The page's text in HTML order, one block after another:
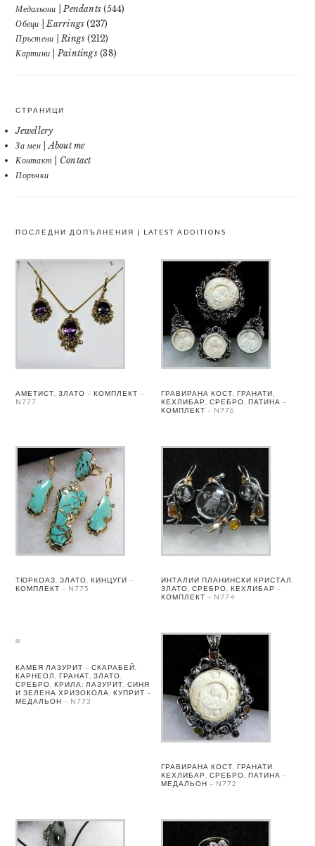
Медальони | Pendants (544)
Обеци | Earrings (237)
Пръстени | Rings (212)
Картини | Paintings(38)
СТРАНИЦИ
Jewellery
За мен | About me
Контакт | Contact
Поръчки
ПОСЛЕДНИ ДОПЪЛНЕНИЯ | LATEST ADDITIONS
АМЕТИСТ, ЗЛАТО – КОМПЛЕКТ –
N777
ГРАВИРАНА КОСТ, ГРАНАТИ,
КЕХЛИБАР, СРЕБРО, ПАТИНА –
КОМПЛЕКТ – N776
ТЮРКОАЗ, ЗЛАТО, КИНЦУГИ –
КОМПЛЕКТ – N775
ИНТАЛИИ ПЛАНИНСКИ КРИСТАЛ,
ЗЛАТО, СРЕБРО, КЕХЛИБАР –
КОМПЛЕКТ – N774
КАМЕЯ ЛАЗУРИТ – СКАРАБЕЙ,
КАРНЕОЛ, ГРАНАТ, ЗЛАТО,
СРЕБРО. КРИЛА: ЛАЗУРИТ, СИНЯ
И ЗЕЛЕНА ХРИЗОКОЛА, КУПРИТ –
МЕДАЛЬОН – N773
ГРАВИРАНА КОСТ, ГРАНАТИ,
КЕХЛИБАР, СРЕБРО, ПАТИНА –
МЕДАЛЬОН – N772